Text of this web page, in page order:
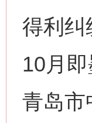
得利纠
10月
青岛市